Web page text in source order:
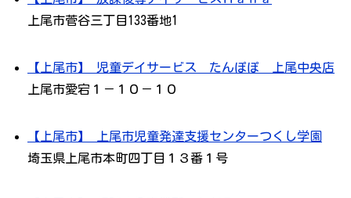
上尾市菅谷三丁目133番地1
【上尾市】 児童デイサービス たんぽぽ 上尾中央店
上尾市愛宕１－１０－１０
【上尾市】 上尾市児童発達支援センターつくし学園
埼玉県上尾市本町四丁目１３番１号